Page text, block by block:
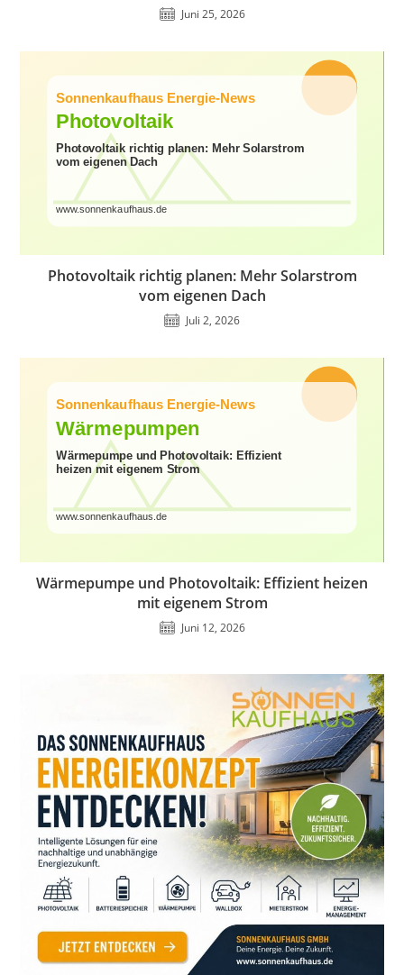
Juni 25, 2026
Photovoltaik richtig planen: Mehr Solarstrom
vom eigenen Dach
Juli 2, 2026
Wärmepumpe und Photovoltaik: Effizient heizen
mit eigenem Strom
Juni 12, 2026